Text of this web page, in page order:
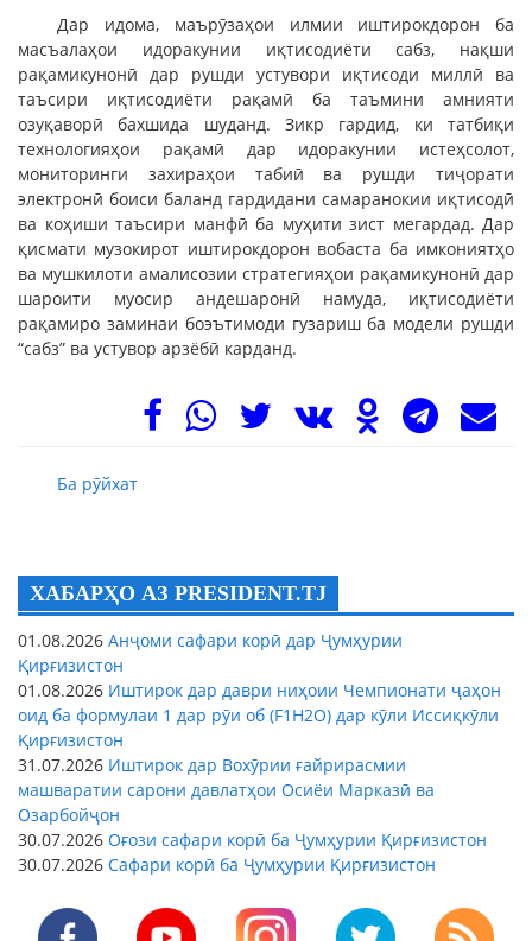
Дар идома, маърӯзаҳои илмии иштирокдорон ба
масъалаҳои идоракунии иқтисодиёти сабз, нақши
рақамикунонӣ дар рушди устувори иқтисоди миллӣ ва
таъсири иқтисодиёти рақамӣ ба таъмини амнияти
озуқаворӣ бахшида шуданд. Зикр гардид, ки татбиқи
технологияҳои рақамӣ дар идоракунии истеҳсолот,
мониторинги захираҳои табиӣ ва рушди тиҷорати
электронӣ боиси баланд гардидани самаранокии иқтисодӣ
ва коҳиши таъсири манфӣ ба муҳити зист мегардад. Дар
қисмати музокирот иштирокдорон вобаста ба имкониятҳо
ва мушкилоти амалисозии стратегияҳои рақамикунонӣ дар
шароити муосир андешаронӣ намуда, иқтисодиёти
рақамиро заминаи боэътимоди гузариш ба модели рушди
“сабз” ва устувор арзёбӣ карданд.
Ба рӯйхат
ХАБАРҲО АЗ PRESIDENT.TJ
01.08.2026 Анҷоми сафари корӣ дар Ҷумҳурии
Қирғизистон
01.08.2026 Иштирок дар даври ниҳоии Чемпионати ҷаҳон
оид ба формулаи 1 дар рӯи об (F1H2O) дар кӯли Иссиқкӯли
Қирғизистон
31.07.2026 Иштирок дар Вохӯрии ғайрирасмии
машваратии сарони давлатҳои Осиёи Марказӣ ва
Озарбойҷон
30.07.2026 Оғози сафари корӣ ба Ҷумҳурии Қирғизистон
30.07.2026 Сафари корӣ ба Ҷумҳурии Қирғизистон